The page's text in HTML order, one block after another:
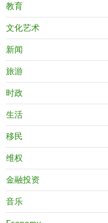
教育
文化艺术
新闻
旅游
时政
生活
移民
维权
金融投资
音乐